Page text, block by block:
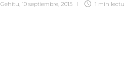
Gehitu, 10 septiembre, 2015 1 min